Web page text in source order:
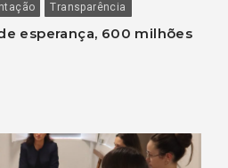
Transparência
esperança, 600 milhões